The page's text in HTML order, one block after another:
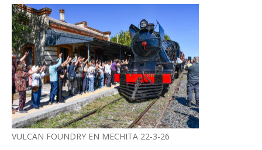
VULCAN FOUNDRY EN MECHITA 22-3-26